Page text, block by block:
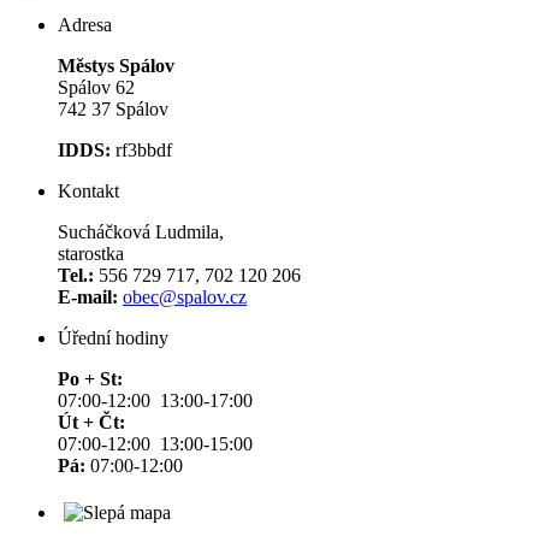
Adresa
Městys Spálov
Spálov 62
742 37 Spálov
IDDS: rf3bbdf
Kontakt
Sucháčková Ludmila,
starostka
Tel.: 556 729 717, 702 120 206
E-mail: obec@spalov.cz
Úřední hodiny
Po + St:
07:00-12:00 13:00-17:00
Út + Čt:
07:00-12:00 13:00-15:00
Pá: 07:00-12:00